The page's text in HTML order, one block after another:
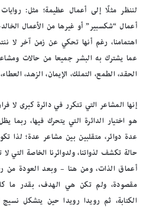
لننظر مثلًا إلى أعمال عظيمة؛ مثل:
أعمال “شكسبير” أو غيرها من الأعمال
اهتمامنا، رغم أنها تحكي عن زمن آخر لا
عما يشترك به البشر جميعا من حالات
الحقد، الطمع، التملك، الإيمان، الزهد،
إنها المشاعر التي تتكرر في دائرة كبرى لا
هو اختيار الدائرة التي يتحرك فيها، ربما
عدة دوائر، متقلبين بين مشاعر عدة؛ لذا
حالة تكشف لذواتنا، ولدوائرنا الخاصة التي
أعماق الذات، ومن هنا – وبعد العودة من
مقصودة، ولم تكن هي الهدف، بقدر ما
الكتابة، ثم رويدا رويدا حين يتشكل نسيج